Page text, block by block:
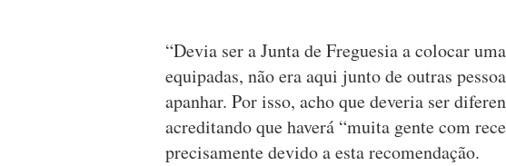
“Devia ser a Junta de Freguesia a colocar
equipadas, não era aqui junto de outras
apanhar. Por isso, acho que deveria ser
acreditando que haverá “muita gente com
precisamente devido a esta recomendação.